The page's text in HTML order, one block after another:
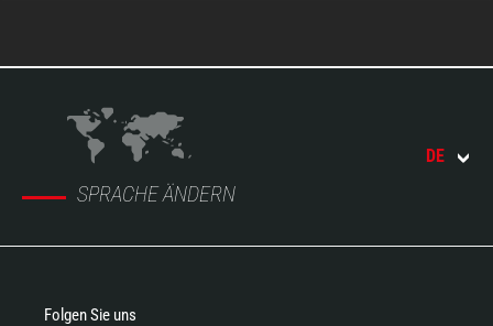
SPRACHE ÄNDERN
DE
Folgen Sie uns